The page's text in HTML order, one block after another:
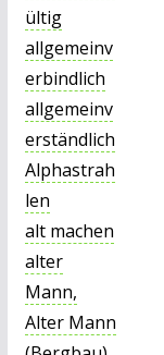
ültig
allgemeinv
erbindlich
allgemeinv
erständlich
Alphastrah
len
alt machen
alter
Mann,
Alter Mann